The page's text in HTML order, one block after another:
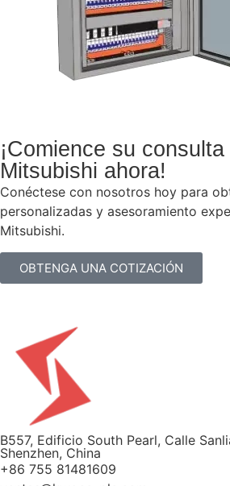
¡Comience su
Mitsubishi ahora!
Conéctese con nosotros hoy para
personalizadas y asesoramiento
Mitsubishi.
OBTENGA UNA COTIZACIÓN
B557, Edificio South Pearl, Calle
Shenzhen, China
+86 755 81481609